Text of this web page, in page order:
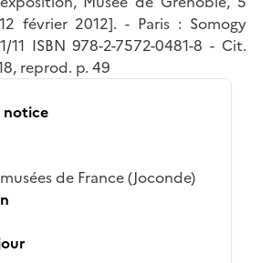
février 2012]. - Paris : Somogy
11 ISBN 978-2-7572-0481-8 - Cit.
reprod. p. 49
notice
de France (Joconde)